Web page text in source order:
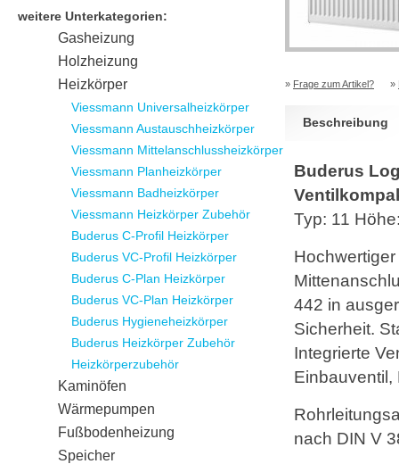
» Frage zum Artikel? »
Beschreibung
Buderus
Typ: 11
442 in
Sicherheit.
Integrierte
Einbauventil,
nach DIN V
weitere Unterkategorien:
Gasheizung
Holzheizung
Heizkörper
Viessmann Universalheizkörper
Viessmann Austauschheizkörper
Viessmann Mittelanschlussheizkörper
Viessmann Planheizkörper
Viessmann Badheizkörper
Viessmann Heizkörper Zubehör
Buderus C-Profil Heizkörper
Buderus VC-Profil Heizkörper
Buderus C-Plan Heizkörper
Buderus VC-Plan Heizkörper
Buderus Hygieneheizkörper
Buderus Heizkörper Zubehör
Heizkörperzubehör
Kaminöfen
Wärmepumpen
Fußbodenheizung
Speicher